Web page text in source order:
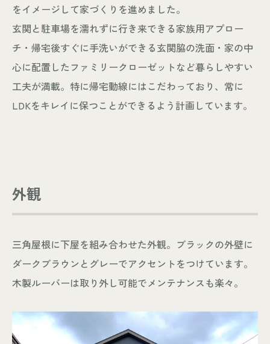
をイメージして家づくりを進めました。
玄関と駐車場を濡れずに行き来できる家族用アプロー
チ・帰宅後すぐに手洗いができる玄関脇の洗面・家の中
心に配置したファミリークローゼットなど暮らしやすい
工夫が満載。特に帰宅動線にはこだわっており、常に
LDKをキレイに保つことができるよう計画しています。
外観
三角屋根に下屋を組み合わせた外観。ブラックの外壁に
ダークブラウンとグレーでアクセントをつけています。
木製ルーバーは取り外し可能でメンテナンスも楽々。